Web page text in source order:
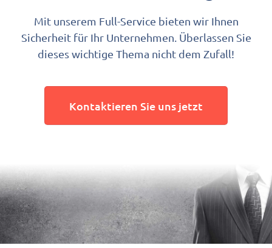
Mit unserem Full-Service bieten wir Ihnen
Sicherheit für Ihr Unternehmen. Überlassen Sie
dieses wichtige Thema nicht dem Zufall!
Kontaktieren Sie uns jetzt